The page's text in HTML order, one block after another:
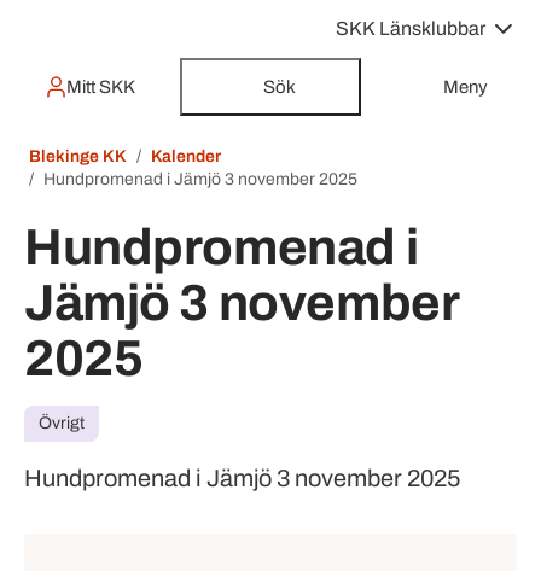
SKK Länsklubbar
Mitt SKK Sök Meny
Blekinge KK
Kalender
Hundpromenad i Jämjö 3 november 2025
Hundpromenad i
Jämjö 3 november
2025
Övrigt
Hundpromenad i Jämjö 3 november 2025